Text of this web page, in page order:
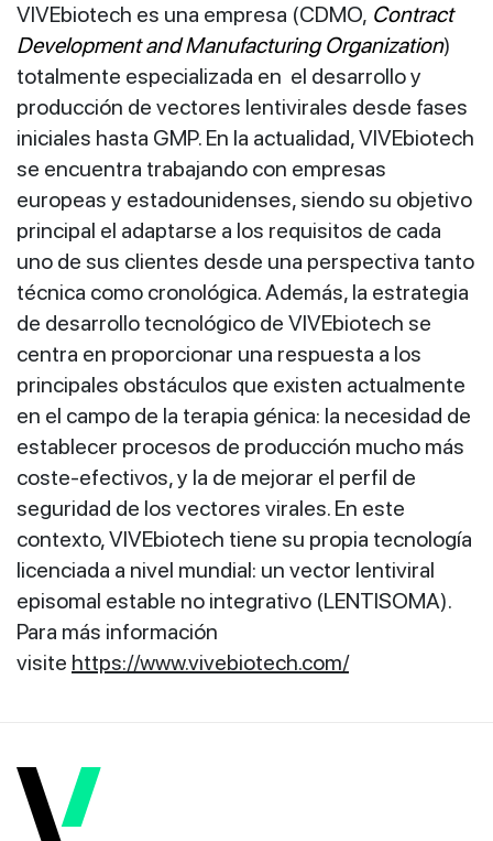
VIVEbiotech es una empresa (CDMO, Contract
Development and Manufacturing Organization)
totalmente especializada en el desarrollo y
producción de vectores lentivirales desde fases
iniciales hasta GMP. En la actualidad, VIVEbiotech
se encuentra trabajando con empresas
europeas y estadounidenses, siendo su objetivo
principal el adaptarse a los requisitos de cada
uno de sus clientes desde una perspectiva tanto
técnica como cronológica. Además, la estrategia
de desarrollo tecnológico de VIVEbiotech se
centra en proporcionar una respuesta a los
principales obstáculos que existen actualmente
en el campo de la terapia génica: la necesidad de
establecer procesos de producción mucho más
coste-efectivos, y la de mejorar el perfil de
seguridad de los vectores virales. En este
contexto, VIVEbiotech tiene su propia tecnología
licenciada a nivel mundial: un vector lentiviral
episomal estable no integrativo (LENTISOMA).
Para más información
visite https://www.vivebiotech.com/